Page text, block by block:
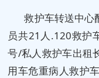
救护车转送中心
员共21人.120救护
号/私人救护车出租
用车危重病人救护